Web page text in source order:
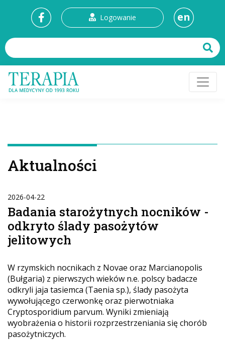
Logowanie en
Aktualności
2026-04-22
Badania starożytnych nocników -
odkryto ślady pasożytów
jelitowych
W rzymskich nocnikach z Novae oraz Marcianopolis
(Bułgaria) z pierwszych wieków n.e. polscy badacze
odkryli jaja tasiemca (Taenia sp.), ślady pasożyta
wywołującego czerwonkę oraz pierwotniaka
Cryptosporidium parvum. Wyniki zmieniają
wyobrażenia o historii rozprzestrzeniania się chorób
pasożytniczych.